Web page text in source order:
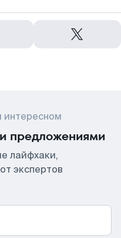
интересном
предложениями
лайфхаки,
экспертов